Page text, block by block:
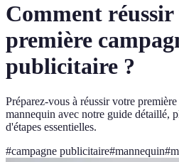
Comment
première
publicitaire ?
Préparez-vous à réussir votre
mannequin avec notre guide détaillé,
d'étapes essentielles.
#campagne publicitaire#mannequin#